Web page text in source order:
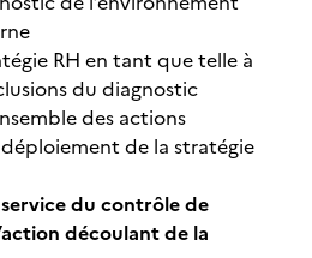
RH en tant que telle à
du diagnostic
des actions
déploiement de la stratégie
du contrôle de
découlant de la